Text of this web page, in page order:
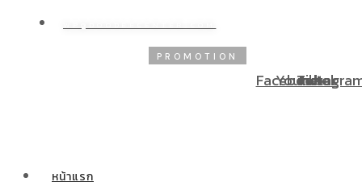
PROMOTION โปรโมชั่นพิเศษ! ผ่อนชำ
Facebook
Youtube
Tiktok
หน้าแรก